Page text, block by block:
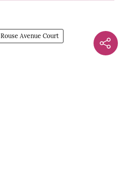
Rouse Avenue Court